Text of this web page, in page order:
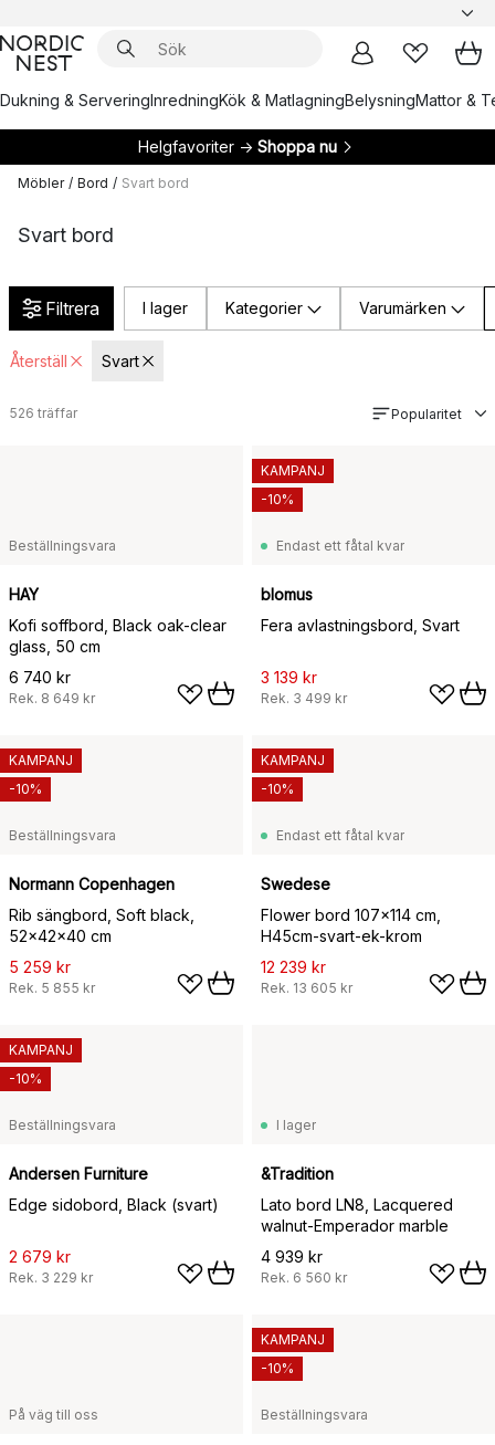
Dukning & ServeringInredningKök & MatlagningBelysningMattor &
Helgfavoriter → Shoppa nu
Möbler / Bord / Svart bord
Svart bord
Filtrera I lager Kategorier Varumärken
Återställ Svart
526 träffar Popularitet
Beställningsvara
HAY
Kofi soffbord, Black oak-clear
glass, 50 cm
6 740 kr
Rek. 8 649 kr
Endast ett fåtal kvar
blomus
Fera avlastningsbord, Svart
3 139 kr
Rek. 3 499 kr
KAMPANJ
-10%
Beställningsvara
Normann Copenhagen
Rib sängbord, Soft black,
52x42x40 cm
5 259 kr
Rek. 5 855 kr
KAMPANJ
-10%
Endast ett fåtal kvar
Swedese
Flower bord 107x114 cm,
H45cm-svart-ek-krom
12 239 kr
Rek. 13 605 kr
KAMPANJ
-10%
Beställningsvara
Andersen Furniture
Edge sidobord, Black (svart)
2 679 kr
Rek. 3 229 kr
KAMPANJ
-10%
I lager
&Tradition
Lato bord LN8, Lacquered
walnut-Emperador marble
4 939 kr
Rek. 6 560 kr
På väg till oss Beställningsvara
KAMPANJ
-10%